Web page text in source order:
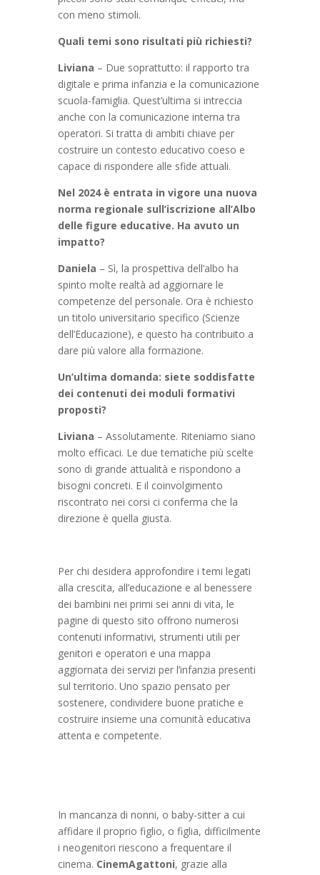
con meno stimoli.
Quali temi sono risultati più richiesti?
Liviana – Due soprattutto: il rapporto tra
digitale e prima infanzia e la comunicazione
scuola-famiglia. Quest’ultima si intreccia
anche con la comunicazione interna tra
operatori. Si tratta di ambiti chiave per
costruire un contesto educativo coeso e
capace di rispondere alle sfide attuali.
Nel 2024 è entrata in vigore una nuova
norma regionale sull’iscrizione all’Albo
delle figure educative. Ha avuto un
impatto?
Daniela – Sì, la prospettiva dell’albo ha
spinto molte realtà ad aggiornare le
competenze del personale. Ora è richiesto
un titolo universitario specifico (Scienze
dell’Educazione), e questo ha contribuito a
dare più valore alla formazione.
Un’ultima domanda: siete soddisfatte
dei contenuti dei moduli formativi
proposti?
Liviana – Assolutamente. Riteniamo siano
molto efficaci. Le due tematiche più scelte
sono di grande attualità e rispondono a
bisogni concreti. E il coinvolgimento
riscontrato nei corsi ci conferma che la
direzione è quella giusta.
Per chi desidera approfondire i temi legati
alla crescita, all’educazione e al benessere
dei bambini nei primi sei anni di vita, le
pagine di questo sito offrono numerosi
contenuti informativi, strumenti utili per
genitori e operatori e una mappa
aggiornata dei servizi per l’infanzia presenti
sul territorio. Uno spazio pensato per
sostenere, condividere buone pratiche e
costruire insieme una comunità educativa
attenta e competente.
In mancanza di nonni, o baby-sitter a cui
affidare il proprio figlio, o figlia, difficilmente
i neogenitori riescono a frequentare il
cinema. CinemAgattoni, grazie alla